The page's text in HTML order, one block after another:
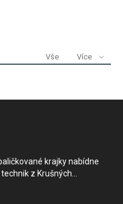
Vše Více
krajky nabídne
z Krušných...